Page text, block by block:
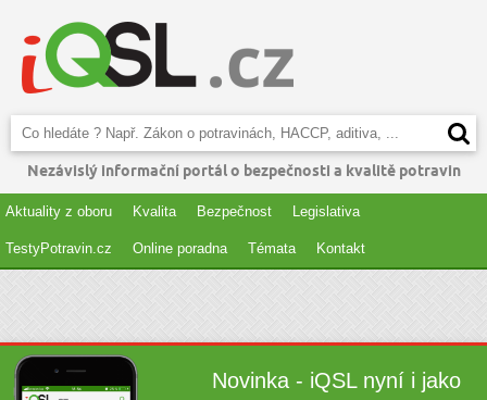
Nezávislý informační portál o bezpečnosti a kvalitě potravin
Aktuality z oboru Kvalita Bezpečnost Legislativa
TestyPotravin.cz Online poradna Témata Kontakt
Novinka - iQSL nyní i jako